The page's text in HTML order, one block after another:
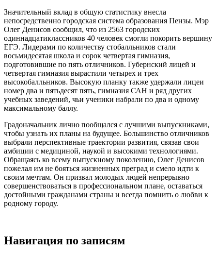
Значительный вклад в общую статистику внесла
непосредственно городская система образования Пензы. Мэр
Олег Денисов сообщил, что из 2563 городских
одиннадцатиклассников 40 человек смогли покорить вершину
ЕГЭ. Лидерами по количеству стобалльников стали
восьмидесятая школа и сорок четвертая гимназия,
подготовившие по пять отличников. Губернский лицей и
четвертая гимназия вырастили четырех и трех
высокобалльников. Высокую планку также удержали лицеи
номер два и пятьдесят пять, гимназия САН и ряд других
учебных заведений, чьи ученики набрали по два и одному
максимальному баллу.
Градоначальник лично пообщался с лучшими выпускниками,
чтобы узнать их планы на будущее. Большинство отличников
выбрали перспективные траектории развития, связав свои
амбиции с медициной, наукой и высокими технологиями.
Обращаясь ко всему выпускному поколению, Олег Денисов
пожелал им не бояться жизненных преград и смело идти к
своим мечтам. Он призвал молодых людей непрерывно
совершенствоваться в профессиональном плане, оставаться
достойными гражданами страны и всегда помнить о любви к
родному городу.
Навигация по записям